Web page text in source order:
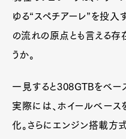
ゆる“スペチアーレ”を投入
の流れの原点とも言える存
うか。
一見すると308GTBをベー
実際には、ホイールベース
化。さらにエンジン搭載方